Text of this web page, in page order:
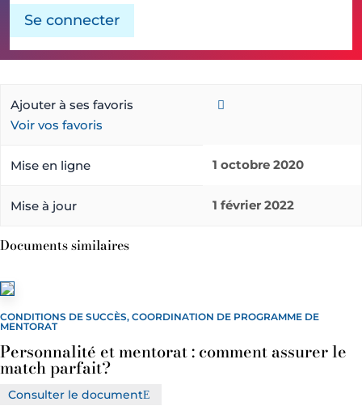
Se connecter
Ajouter à ses favoris
Voir vos favoris
Mise en ligne 1 octobre 2020
Mise à jour 1 février 2022
Documents similaires
CONDITIONS DE SUCCÈS, COORDINATION DE PROGRAMME DE
MENTORAT
Personnalité et mentorat : comment assurer le
match parfait?
Consulter le document